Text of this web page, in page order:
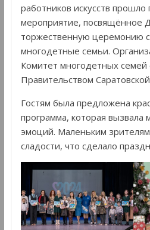
работников искусств
мероприятие, посвящённое
торжественную церемонию
многодетные семьи.
Комитет многодетных семей
Правительством
Гостям была предложена
программа, которая вызвала
эмоций. Маленьким
сладости, что сделало